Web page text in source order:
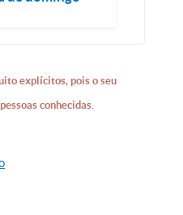
explícitos, pois o seu
conhecidas.